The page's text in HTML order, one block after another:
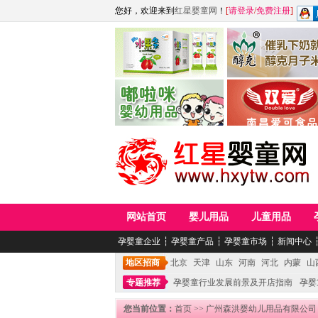
您好，欢迎来到 红星婴童网 ！ [请登录/免费注册]
江西麦嘟嘟食品有限公司
青岛嘟啦咪婴幼儿用品公司
江西醇之客月子米
网站首页 婴儿用品 儿童用品
孕婴童企业 ┆ 孕婴童产品 ┆ 孕婴童市场 ┆ 新闻中心
地区招商 北京 天津 山东 河南 河北 内蒙
山
专题推荐
孕婴童行业发展前景及开店指南 孕
您当前位置： 首页 >> 广州森洪婴幼儿用品有限公司